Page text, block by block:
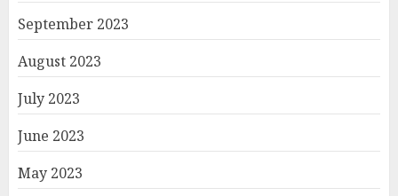
September 2023
August 2023
July 2023
June 2023
May 2023